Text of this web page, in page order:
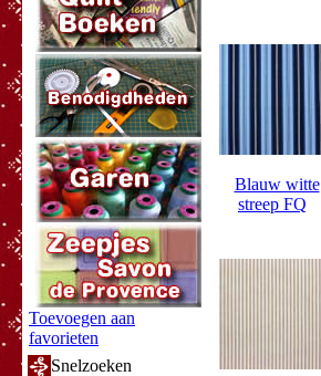
Toevoegen aan
favorieten
Snelzoeken
Blauw witte
streep FQ